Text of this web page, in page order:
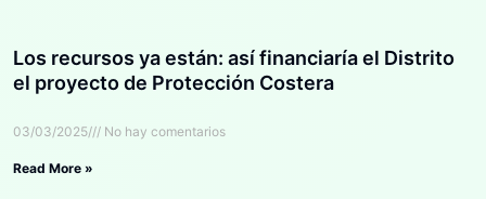
Los recursos ya están: así financiaría el Distrito
el proyecto de Protección Costera
03/03/2025 No hay comentarios
Read More »